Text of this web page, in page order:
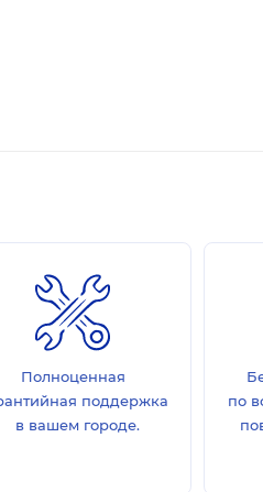
Полноценная
поддержка
в вашем городе.
по